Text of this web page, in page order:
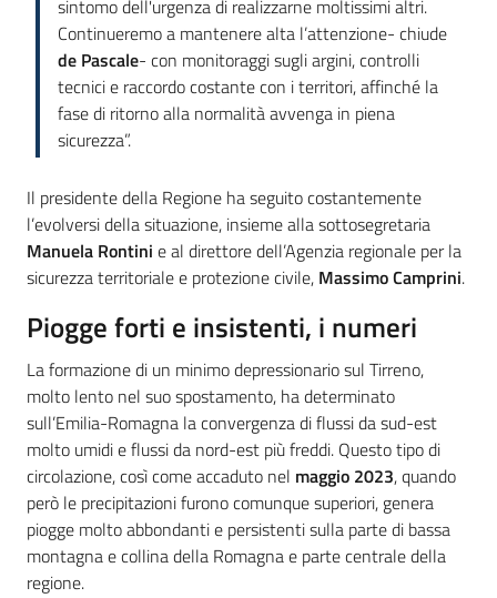
sintomo dell'urgenza di realizzarne moltissimi altri.
Continueremo a mantenere alta l’attenzione- chiude
de Pascale- con monitoraggi sugli argini, controlli
tecnici e raccordo costante con i territori, affinché la
fase di ritorno alla normalità avvenga in piena
sicurezza”.
Il presidente della Regione ha seguito costantemente
l’evolversi della situazione, insieme alla sottosegretaria
Manuela Rontini e al direttore dell’Agenzia regionale per la
sicurezza territoriale e protezione civile, Massimo Camprini.
Piogge forti e insistenti, i numeri
La formazione di un minimo depressionario sul Tirreno,
molto lento nel suo spostamento, ha determinato
sull’Emilia-Romagna la convergenza di flussi da sud-est
molto umidi e flussi da nord-est più freddi. Questo tipo di
circolazione, così come accaduto nel maggio 2023, quando
però le precipitazioni furono comunque superiori, genera
piogge molto abbondanti e persistenti sulla parte di bassa
montagna e collina della Romagna e parte centrale della
regione.